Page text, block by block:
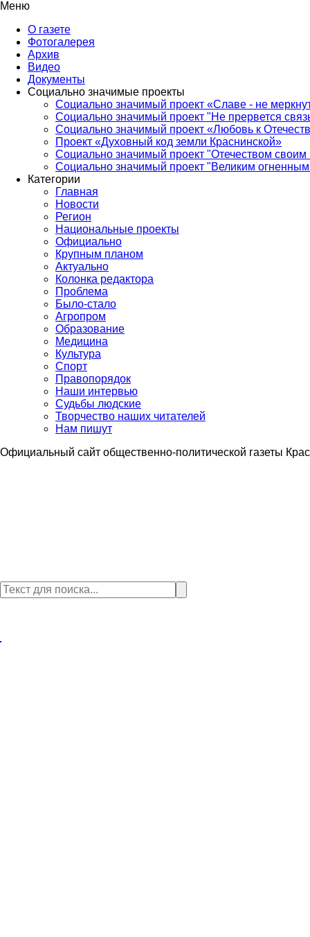
Меню
О газете
Фотогалерея
Архив
Видео
Документы
Социально значимые проекты
Социально значимый проект «Славе - не
Социально значимый проект "Не прервется
Социально значимый проект «Любовь к
Проект «Духовный код земли Краснинской»
Социально значимый проект "Отечеством своим
Социально значимый проект "Великим
Категории
Главная
Новости
Регион
Национальные проекты
Официально
Крупным планом
Актуально
Колонка редактора
Проблема
Было-стало
Агропром
Образование
Медицина
Культура
Спорт
Правопорядок
Наши интервью
Судьбы людские
Творчество наших читателей
Нам пишут
Официальный сайт общественно-политической газеты